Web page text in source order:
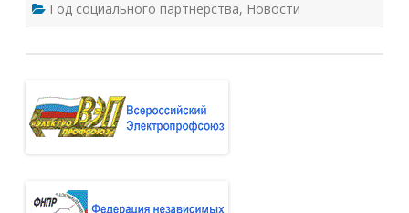
Год социального партнерства, Новости